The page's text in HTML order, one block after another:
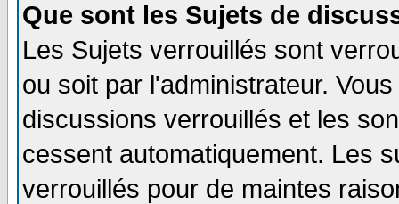
Que sont les Sujets de
Les Sujets verrouillés sont
ou soit par l'administrateur.
discussions verrouillés et les
cessent automatiquement. Les
verrouillés pour de maintes